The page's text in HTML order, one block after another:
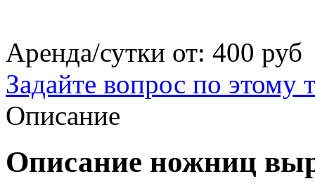
Аренда/сутки от: 400 руб
Задайте вопрос по этому
Описание
Описание ножниц